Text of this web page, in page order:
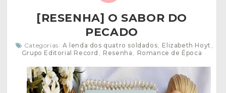
[RESENHA] O SABOR DO
PECADO
Categorias: A lenda dos quatro soldados, Elizabeth Hoyt ,
Grupo Editorial Record , Resenha , Romance de Época